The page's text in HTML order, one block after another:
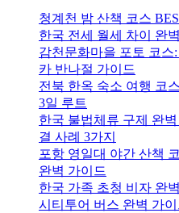
청계천 밤 산책 코스
한국 전세 월세 차이 완
감천문화마을 포토 코스
카 반나절 가이드
전북 한옥 숙소 여행 코
3일 루트
한국 불법체류 구제 완
결 사례 3가지
포항 영일대 야간 산책
완벽 가이드
한국 가족 초청 비자 완
시티투어 버스 완벽 가